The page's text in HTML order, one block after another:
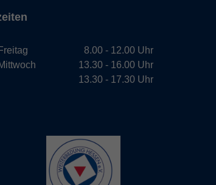
8.00 - 12.00 Uhr
13.30 - 16.00 Uhr
13.30 - 17.30 Uhr